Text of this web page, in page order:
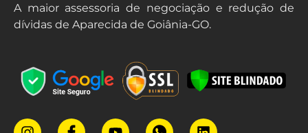
A maior assessoria de negociação e redução de
dívidas de Aparecida de Goiânia-GO.